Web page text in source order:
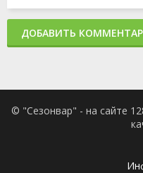
ДОБАВИТЬ
© "Сезонвар" - на сайте